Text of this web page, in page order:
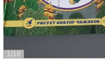
1/10